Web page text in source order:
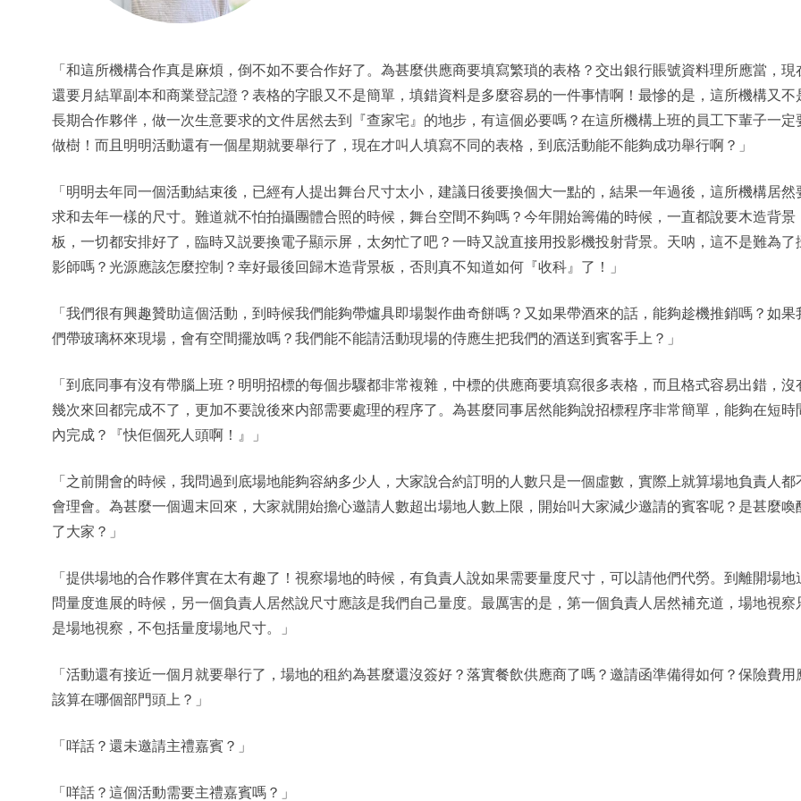
「和這所機構合作真是麻煩，倒不如不要合作好了。為甚麼供應商要填寫繁瑣的表格？交出銀行賬號資料理所應當，現
還要月結單副本和商業登記證？表格的字眼又不是簡單，填錯資料是多麼容易的一件事情啊！最慘的是，這所機構又不
長期合作夥伴，做一次生意要求的文件居然去到『查家宅』的地步，有這個必要嗎？在這所機構上班的員工下輩子一定
做樹！而且明明活動還有一個星期就要舉行了，現在才叫人填寫不同的表格，到底活動能不能夠成功舉行啊？」
「明明去年同一個活動結束後，已經有人提出舞台尺寸太小，建議日後要換個大一點的，結果一年過後，這所機構居然
求和去年一樣的尺寸。難道就不怕拍攝團體合照的時候，舞台空間不夠嗎？今年開始籌備的時候，一直都說要木造背景
板，一切都安排好了，臨時又説要換電子顯示屏，太匆忙了吧？一時又說直接用投影機投射背景。天呐，這不是難為了
影師嗎？光源應該怎麼控制？幸好最後回歸木造背景板，否則真不知道如何『收科』了！」
「我們很有興趣贊助這個活動，到時候我們能夠帶爐具即場製作曲奇餅嗎？又如果帶酒來的話，能夠趁機推銷嗎？如果
們帶玻璃杯來現場，會有空間擺放嗎？我們能不能請活動現場的侍應生把我們的酒送到賓客手上？」
「到底同事有沒有帶腦上班？明明招標的每個步驟都非常複雜，中標的供應商要填寫很多表格，而且格式容易出錯，沒
幾次來回都完成不了，更加不要說後來内部需要處理的程序了。為甚麼同事居然能夠說招標程序非常簡單，能夠在短時
內完成？『快佢個死人頭啊！』」
「之前開會的時候，我問過到底場地能夠容納多少人，大家說合約訂明的人數只是一個虛數，實際上就算場地負責人都
會理會。為甚麼一個週末回來，大家就開始擔心邀請人數超出場地人數上限，開始叫大家減少邀請的賓客呢？是甚麼喚
了大家？」
「提供場地的合作夥伴實在太有趣了！視察場地的時候，有負責人說如果需要量度尺寸，可以請他們代勞。到離開場地
問量度進展的時候，另一個負責人居然說尺寸應該是我們自己量度。最厲害的是，第一個負責人居然補充道，場地視察
是場地視察，不包括量度場地尺寸。」
「活動還有接近一個月就要舉行了，場地的租約為甚麼還沒簽好？落實餐飲供應商了嗎？邀請函準備得如何？保險費用
該算在哪個部門頭上？」
「咩話？還未邀請主禮嘉賓？」
「咩話？這個活動需要主禮嘉賓嗎？」